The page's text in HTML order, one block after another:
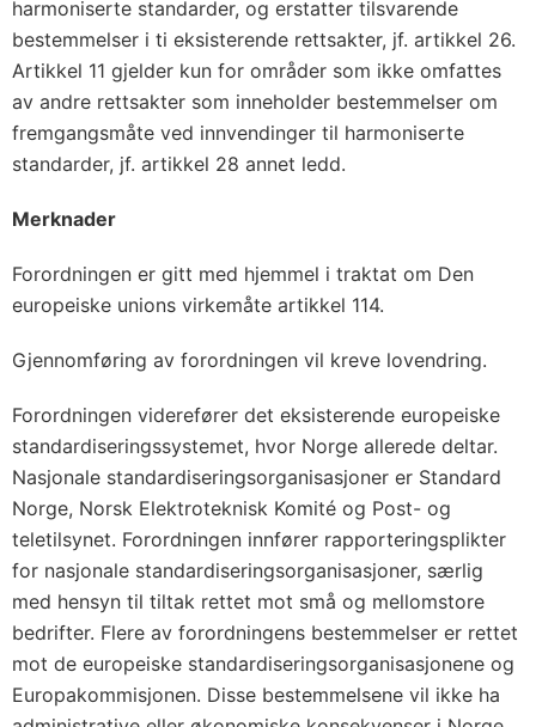
harmoniserte standarder, og erstatter tilsvarende
bestemmelser i ti eksisterende rettsakter, jf. artikkel 26.
Artikkel 11 gjelder kun for områder som ikke omfattes
av andre rettsakter som inneholder bestemmelser om
fremgangsmåte ved innvendinger til harmoniserte
standarder, jf. artikkel 28 annet ledd.
Merknader
Forordningen er gitt med hjemmel i traktat om Den
europeiske unions virkemåte artikkel 114.
Gjennomføring av forordningen vil kreve lovendring.
Forordningen viderefører det eksisterende europeiske
standardiseringssystemet, hvor Norge allerede deltar.
Nasjonale standardiseringsorganisasjoner er Standard
Norge, Norsk Elektroteknisk Komité og Post- og
teletilsynet. Forordningen innfører rapporteringsplikter
for nasjonale standardiseringsorganisasjoner, særlig
med hensyn til tiltak rettet mot små og mellomstore
bedrifter. Flere av forordningens bestemmelser er rettet
mot de europeiske standardiseringsorganisasjonene og
Europakommisjonen. Disse bestemmelsene vil ikke ha